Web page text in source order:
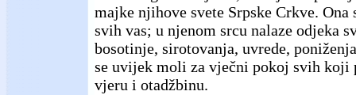
majke njihove svete Srpske Crkve. Ona
svih vas; u njenom srcu nalaze odjeka
bosotinje, sirotovanja, uvrede,
se uvijek moli za vječni pokoj svih koji
vjeru i otadžbinu.